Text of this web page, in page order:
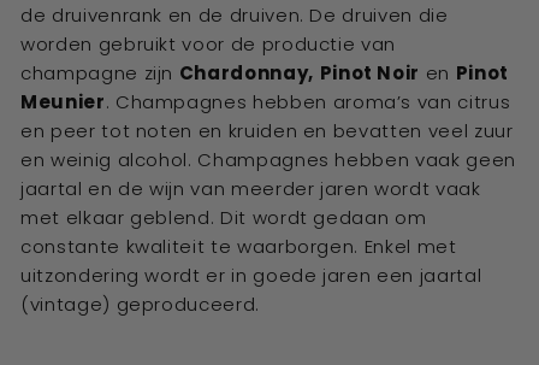
de druivenrank en de druiven. De druiven die
worden gebruikt voor de productie van
champagne zijn Chardonnay, Pinot Noir en Pinot
Meunier. Champagnes hebben aroma’s van citrus
en peer tot noten en kruiden en bevatten veel zuur
en weinig alcohol. Champagnes hebben vaak geen
jaartal en de wijn van meerder jaren wordt vaak
met elkaar geblend. Dit wordt gedaan om
constante kwaliteit te waarborgen. Enkel met
uitzondering wordt er in goede jaren een jaartal
(vintage) geproduceerd.